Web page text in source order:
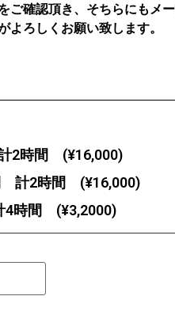
確認頂き、そちらにもメ
ろしくお願い致します。
2時間 (¥16,000)
計2時間 (¥16,000)
4時間 (¥3,2000)